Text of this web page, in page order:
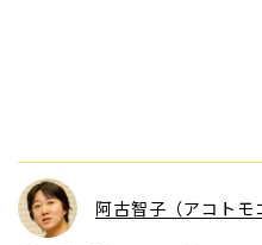
阿古智子（アコトモ